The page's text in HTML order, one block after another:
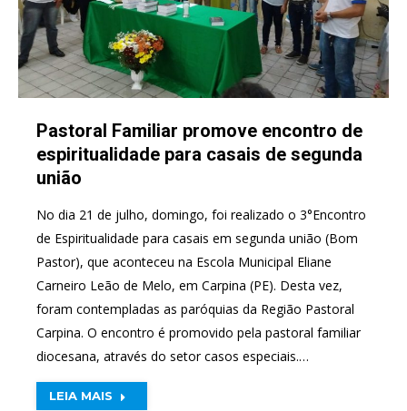
Pastoral Familiar promove encontro de
espiritualidade para casais de segunda
união
No dia 21 de julho, domingo, foi realizado o 3°Encontro
de Espiritualidade para casais em segunda união (Bom
Pastor), que aconteceu na Escola Municipal Eliane
Carneiro Leão de Melo, em Carpina (PE). Desta vez,
foram contempladas as paróquias da Região Pastoral
Carpina. O encontro é promovido pela pastoral familiar
diocesana, através do setor casos especiais.…
LEIA MAIS